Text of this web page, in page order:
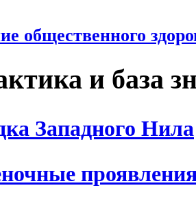
общественного
и база
Западного Нила